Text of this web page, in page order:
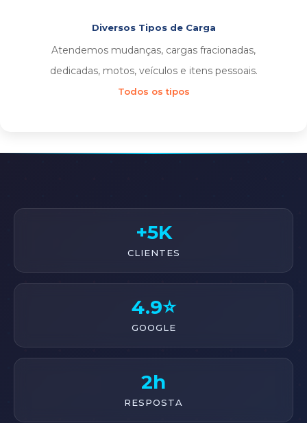
Diversos Tipos de Carga
Atendemos mudanças, cargas fracionadas,
dedicadas, motos, veículos e itens pessoais.
Todos os tipos
+5K
CLIENTES
4.9⭐
GOOGLE
2h
RESPOSTA